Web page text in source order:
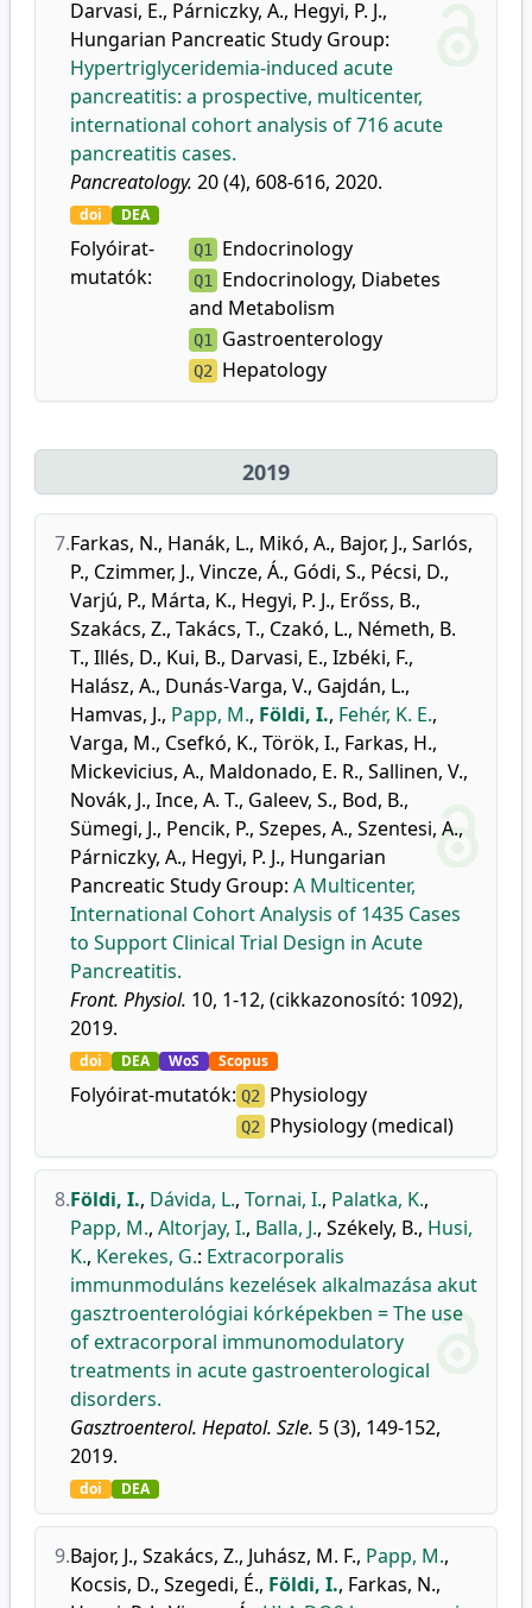
Darvasi, E., Párniczky, A., Hegyi, P. J.,
Hungarian Pancreatic Study Group:
Hypertriglyceridemia-induced acute
pancreatitis: a prospective, multicenter,
international cohort analysis of 716 acute
pancreatitis cases.
Pancreatology. 20 (4), 608-616, 2020.
doi DEA
Folyóirat-
mutatók:
Q1 Endocrinology
Q1
Endocrinology, Diabetes
and Metabolism
Q1 Gastroenterology
Q2 Hepatology
2019
7.Farkas, N., Hanák, L., Mikó, A., Bajor, J., Sarlós,
P., Czimmer, J., Vincze, Á., Gódi, S., Pécsi, D.,
Varjú, P., Márta, K., Hegyi, P. J., Erőss, B.,
Szakács, Z., Takács, T., Czakó, L., Németh, B.
T., Illés, D., Kui, B., Darvasi, E., Izbéki, F.,
Halász, A., Dunás-Varga, V., Gajdán, L.,
Hamvas, J., Papp, M., Földi, I., Fehér, K. E.,
Varga, M., Csefkó, K., Török, I., Farkas, H.,
Mickevicius, A., Maldonado, E. R., Sallinen, V.,
Novák, J., Ince, A. T., Galeev, S., Bod, B.,
Sümegi, J., Pencik, P., Szepes, A., Szentesi, A.,
Párniczky, A., Hegyi, P. J., Hungarian
Pancreatic Study Group: A Multicenter,
International Cohort Analysis of 1435 Cases
to Support Clinical Trial Design in Acute
Pancreatitis.
Front. Physiol. 10, 1-12, (cikkazonosító: 1092),
2019.
doi DEA WoS Scopus
Folyóirat-mutatók: Q2 Physiology
Q2 Physiology (medical)
8.Földi, I., Dávida, L., Tornai, I., Palatka, K.,
Papp, M., Altorjay, I., Balla, J., Székely, B., Husi,
K., Kerekes, G.: Extracorporalis
immunmoduláns kezelések alkalmazása akut
gasztroenterológiai kórképekben = The use
of extracorporal immunomodulatory
treatments in acute gastroenterological
disorders.
Gasztroenterol. Hepatol. Szle. 5 (3), 149-152,
2019.
doi DEA
9.Bajor, J., Szakács, Z., Juhász, M. F., Papp, M.,
Kocsis, D., Szegedi, É., Földi, I., Farkas, N.,